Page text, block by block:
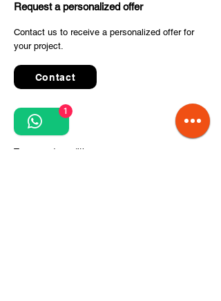
Request a personalized offer
Contact us to receive a personalized offer for
your project.
Contact
Quick Links
Terms and conditions
1